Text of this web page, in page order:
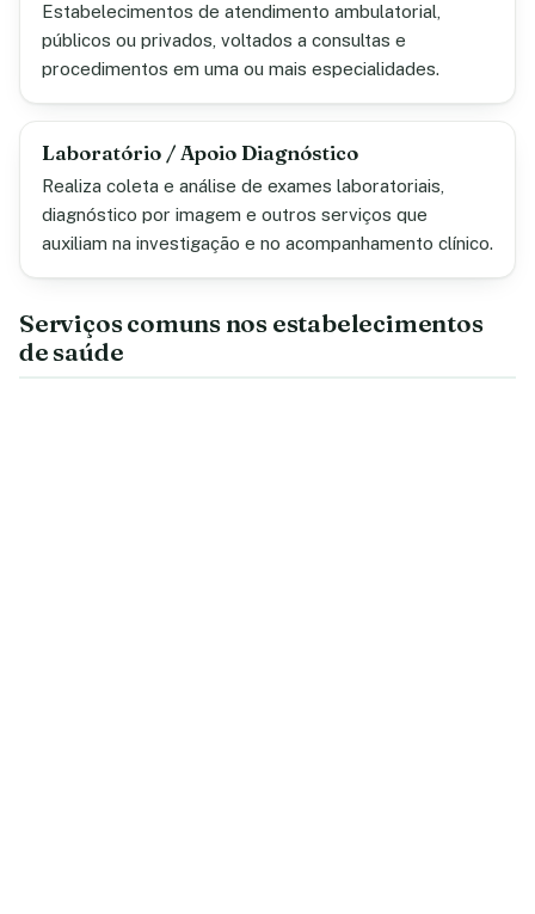
Estabelecimentos de atendimento ambulatorial,
públicos ou privados, voltados a consultas e
procedimentos em uma ou mais especialidades.
Laboratório / Apoio Diagnóstico
Realiza coleta e análise de exames laboratoriais,
diagnóstico por imagem e outros serviços que
auxiliam na investigação e no acompanhamento clínico.
Serviços comuns nos estabelecimentos
de saúde